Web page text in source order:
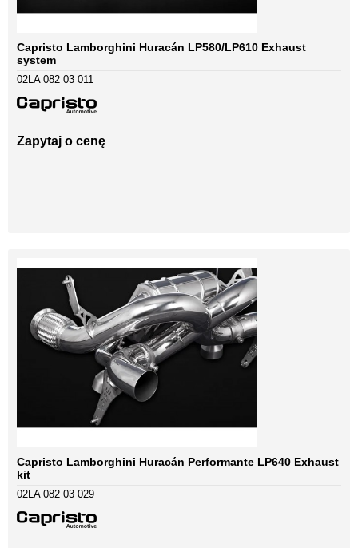
Capristo Lamborghini Huracán LP580/LP610 Exhaust
system
02LA 082 03 011
Zapytaj o cenę
Capristo Lamborghini Huracán Performante LP640 Exhaust
kit
02LA 082 03 029